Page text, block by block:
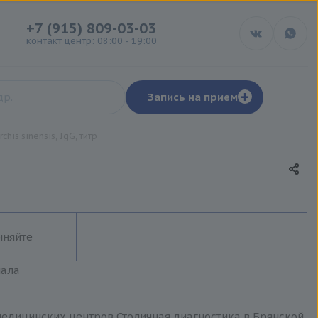
+7 (915) 809-03-03
контакт центр: 08:00 - 19:00
Запись на прием +